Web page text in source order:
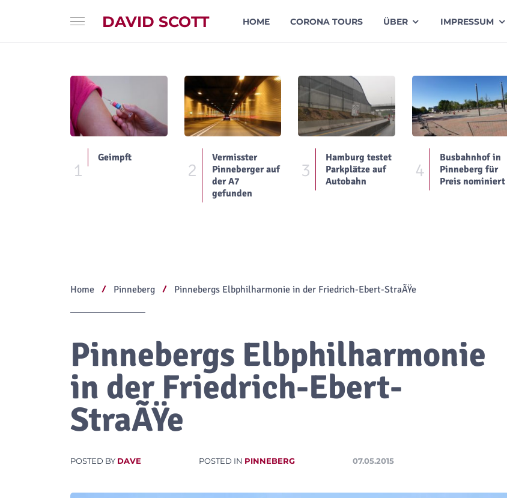
DAVID SCOTT HOME CORONA TOURS ÜBER IMPRESSUM
1
Geimpft
2
Vermisster
Pinneberger auf
der A7
gefunden
3
Hamburg testet
Parkplätze auf
Autobahn
4
Busbahnhof in
Pinneberg für
Preis nominiert
Home Pinneberg Pinnebergs Elbphilharmonie in der Friedrich-Ebert-StraÃŸe
Pinnebergs Elbphilharmonie
in der Friedrich-Ebert-
StraÃŸe
POSTED BY DAVE POSTED IN PINNEBERG 07.05.2015